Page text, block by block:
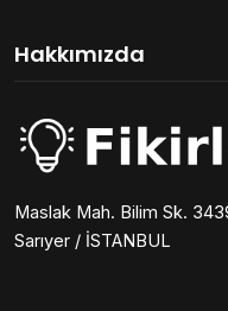
Hakkımızda
Maslak Mah. Bilim Sk.
Sarıyer / İSTANBUL